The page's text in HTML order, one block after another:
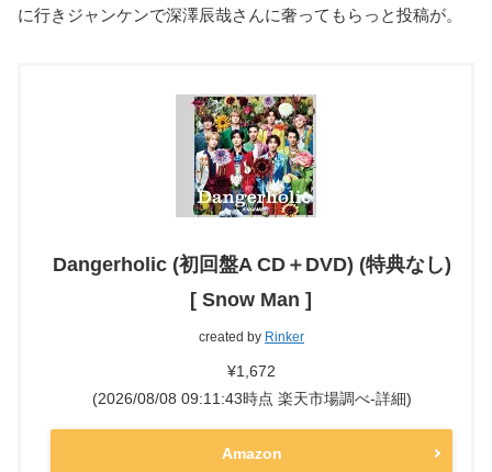
に行きジャンケンで深澤辰哉さんに奢ってもらっと投稿が。
Dangerholic (初回盤A CD＋DVD) (特典なし)
[ Snow Man ]
created by Rinker
¥1,672
(2026/08/08 09:11:43時点 楽天市場調べ-詳細)
Amazon